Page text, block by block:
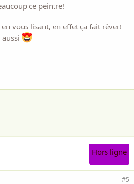
ce peintre!
vous lisant, en effet ça fait rêver!
aussi
Hors ligne
#5